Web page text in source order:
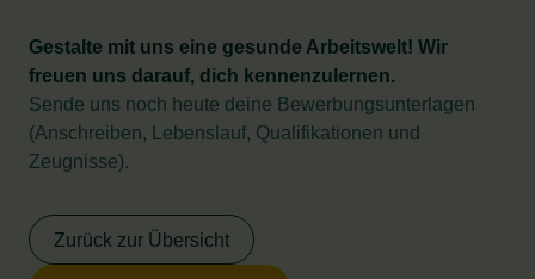
Gestalte mit uns eine gesunde Arbeitswelt! Wir
freuen uns darauf, dich kennenzulernen.
Sende uns noch heute deine Bewerbungsunterlagen
(Anschreiben, Lebenslauf, Qualifikationen und
Zeugnisse).
Zurück zur Übersicht